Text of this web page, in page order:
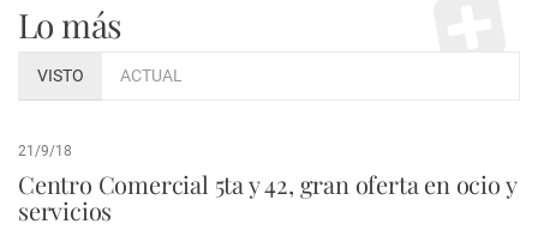
Lo más
VISTO ACTUAL
21/9/18
Centro Comercial 5ta y 42, gran oferta en ocio y
servicios